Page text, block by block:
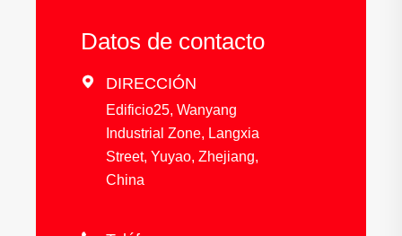
Datos de contacto
 DIRECCIÓN
Edificio25, Wanyang
Industrial Zone, Langxia
Street, Yuyao, Zhejiang,
China